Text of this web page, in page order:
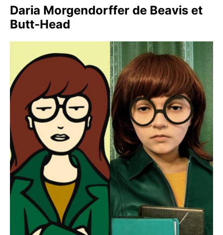
Daria Morgendorffer de Beavis et
Butt-Head